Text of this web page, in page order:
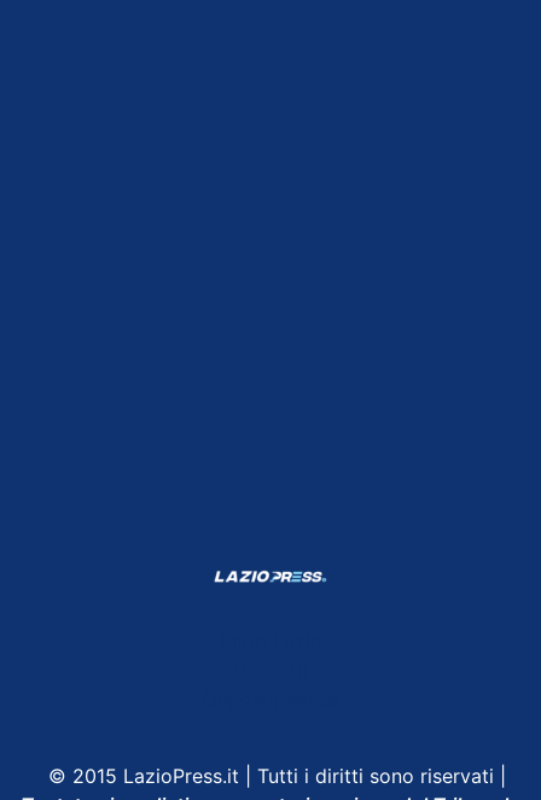
© 2015 LazioPress.it | Tutti i diritti sono riservati |